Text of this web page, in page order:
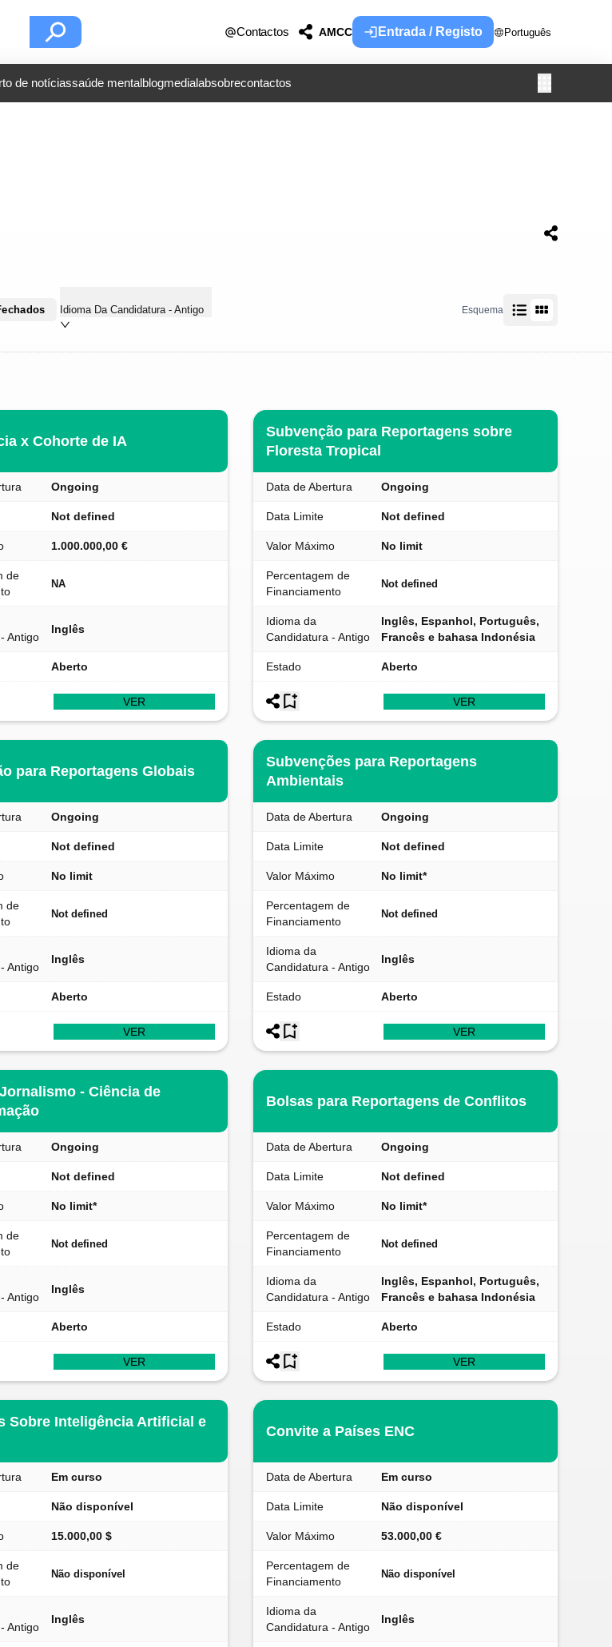
Contactos AMCC Entrada / Registo Português
de notíciassaúde mentalblogmedialabsobrecontactos
Idioma Da Candidatura - Antigo Esquema
x Cohorte de IA
Ongoing
Not defined
1.000.000,00 €
de
NA
Antigo
Inglês
Aberto
VER
Subvenção para Reportagens sobre
Floresta Tropical
Data de Abertura Ongoing
Data Limite Not defined
Valor Máximo No limit
Percentagem de
Financiamento
Not defined
Idioma da
Candidatura - Antigo
Inglês, Espanhol, Português,
Francês e bahasa Indonésia
Estado Aberto
VER
para Reportagens Globais
Ongoing
Not defined
No limit
de
Not defined
Antigo
Inglês
Aberto
VER
Subvenções para Reportagens
Ambientais
Data de Abertura Ongoing
Data Limite Not defined
Valor Máximo No limit*
Percentagem de
Financiamento
Not defined
Idioma da
Candidatura - Antigo
Inglês
Estado Aberto
VER
- Ciência de
Ongoing
Not defined
No limit*
de
Not defined
Antigo
Inglês
Aberto
VER
Bolsas para Reportagens de Conflitos
Data de Abertura Ongoing
Data Limite Not defined
Valor Máximo No limit*
Percentagem de
Financiamento
Not defined
Idioma da
Candidatura - Antigo
Inglês, Espanhol, Português,
Francês e bahasa Indonésia
Estado Aberto
VER
Sobre Inteligência Artificial e
Em curso
Não disponível
15.000,00 $
de
Não disponível
Antigo
Inglês
Convite a Países ENC
Data de Abertura Em curso
Data Limite Não disponível
Valor Máximo 53.000,00 €
Percentagem de
Financiamento
Não disponível
Idioma da
Candidatura - Antigo
Inglês